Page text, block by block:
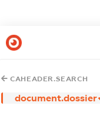
CAHEADER.SEARCH
document.dossier